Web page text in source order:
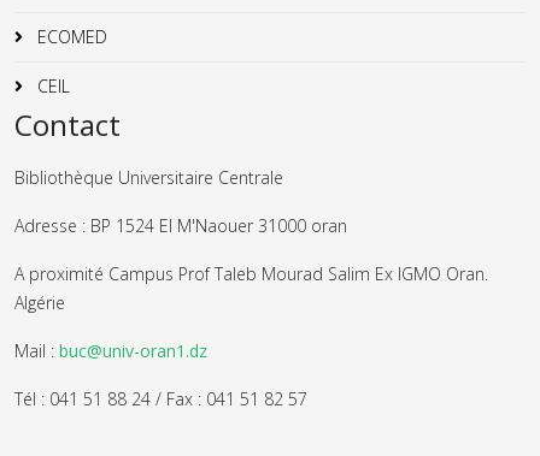
ECOMED
CEIL
Contact
Bibliothèque Universitaire Centrale
Adresse : BP 1524 El M'Naouer 31000 oran
A proximité Campus Prof Taleb Mourad Salim Ex IGMO Oran.
Algérie
Mail : buc@univ-oran1.dz
Tél : 041 51 88 24 / Fax : 041 51 82 57